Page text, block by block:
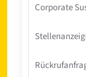
Corporate